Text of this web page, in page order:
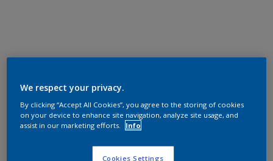
We respect your privacy.
By clicking “Accept All Cookies”, you agree to the storing of cookies
on your device to enhance site navigation, analyze site usage, and
assist in our marketing efforts.
Info
Cookies Settings